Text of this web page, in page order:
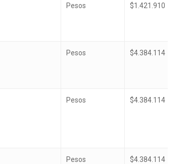
Pesos $1.421.910
Pesos $4.384.114
Pesos $4.384.114
Pesos $4.384.114